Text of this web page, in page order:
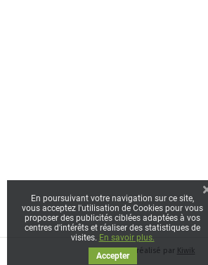
Site réalisé par Kiwik
En poursuivant votre navigation sur ce site,
vous acceptez l'utilisation de Cookies pour vous
proposer des publicités ciblées adaptées à vos
centres d'intérêts et réaliser des statistiques de
visites. En savoir plus.
Accepter